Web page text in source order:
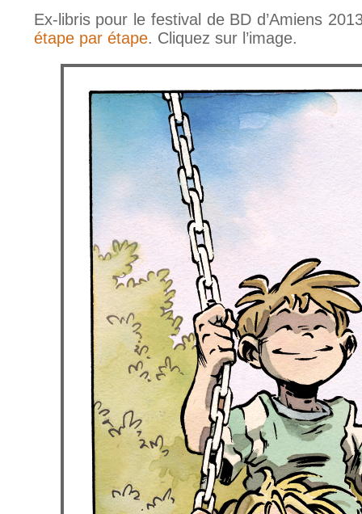
Ex-libris pour le festival de BD d’Amiens
étape par étape. Cliquez sur l’image.